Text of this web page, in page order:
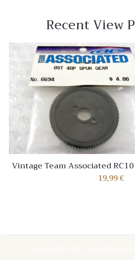
Recent View
Vintage Team Associated
Black Spur Gear NEW
19,99€